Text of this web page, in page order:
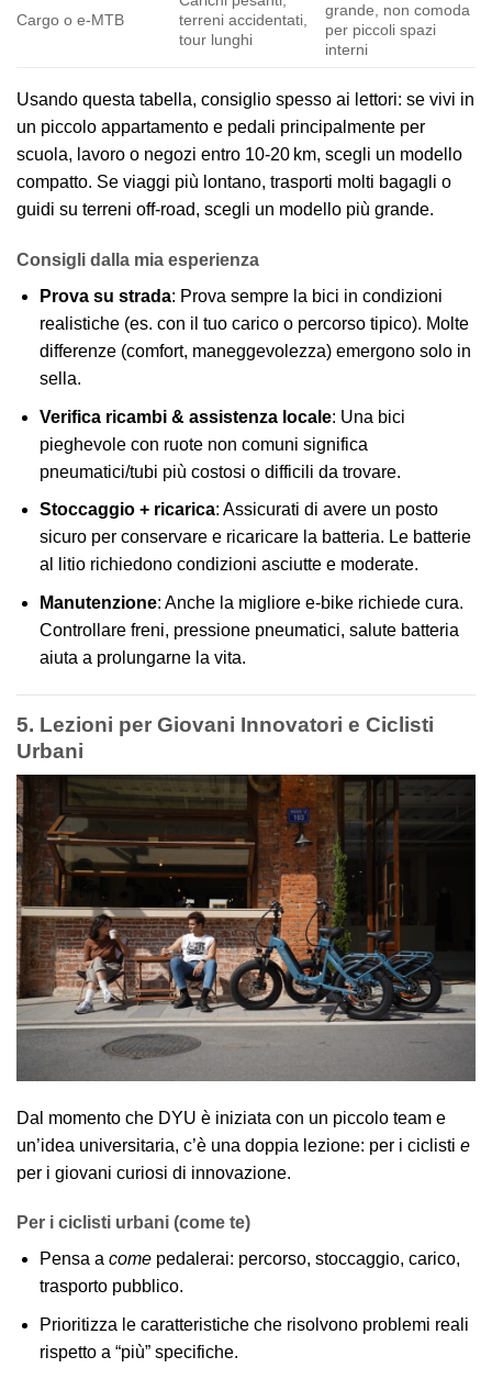
Cargo o e‑MTB
terreni accidentati,
tour lunghi
grande, non comoda
per piccoli spazi
interni
Usando questa tabella, consiglio spesso ai lettori: se vivi in
un piccolo appartamento e pedali principalmente per
scuola, lavoro o negozi entro 10‑20 km, scegli un modello
compatto. Se viaggi più lontano, trasporti molti bagagli o
guidi su terreni off‑road, scegli un modello più grande.
Consigli dalla mia esperienza
Prova su strada: Prova sempre la bici in condizioni
realistiche (es. con il tuo carico o percorso tipico). Molte
differenze (comfort, maneggevolezza) emergono solo in
sella.
Verifica ricambi & assistenza locale: Una bici
pieghevole con ruote non comuni significa
pneumatici/tubi più costosi o difficili da trovare.
Stoccaggio + ricarica: Assicurati di avere un posto
sicuro per conservare e ricaricare la batteria. Le batterie
al litio richiedono condizioni asciutte e moderate.
Manutenzione: Anche la migliore e‑bike richiede cura.
Controllare freni, pressione pneumatici, salute batteria
aiuta a prolungarne la vita.
5. Lezioni per Giovani Innovatori e Ciclisti
Urbani
Dal momento che DYU è iniziata con un piccolo team e
un’idea universitaria, c’è una doppia lezione: per i ciclisti e
per i giovani curiosi di innovazione.
Per i ciclisti urbani (come te)
Pensa a comepedalerai: percorso, stoccaggio, carico,
trasporto pubblico.
Prioritizza le caratteristiche che risolvono problemi reali
rispetto a “più” specifiche.